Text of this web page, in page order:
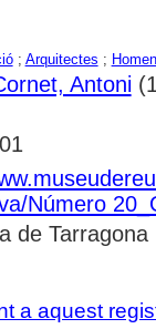
; Arquitectes ;
Antoni
Número
de Tarragona
a aquest